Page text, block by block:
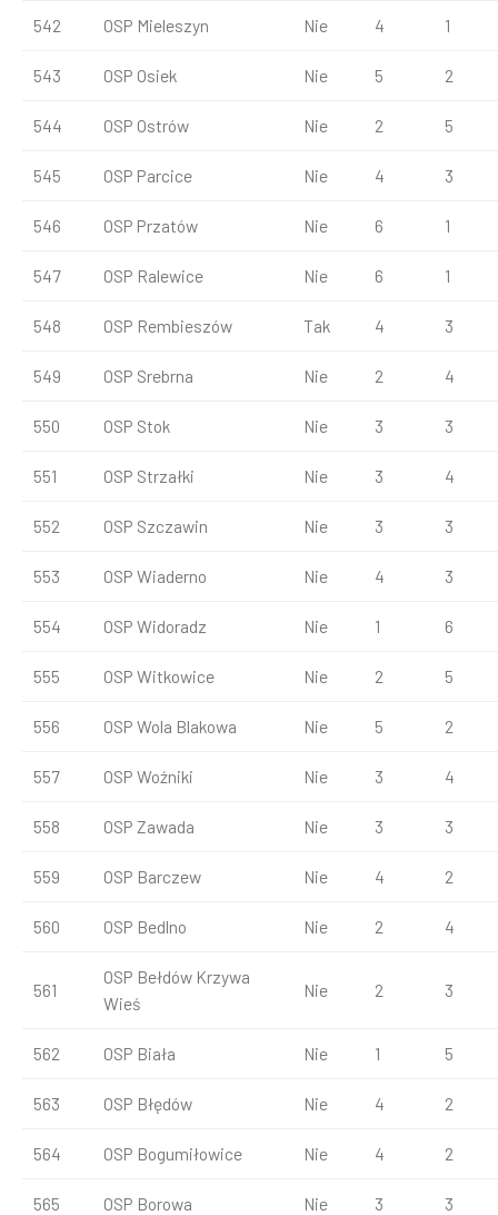
542 OSP Mieleszyn Nie 4 1
543 OSP Osiek Nie 5 2
544 OSP Ostrów Nie 2 5
545 OSP Parcice Nie 4 3
546 OSP Przatów Nie 6 1
547 OSP Ralewice Nie 6 1
548 OSP Rembieszów Tak 4 3
549 OSP Srebrna Nie 2 4
550 OSP Stok Nie 3 3
551 OSP Strzałki Nie 3 4
552 OSP Szczawin Nie 3 3
553 OSP Wiaderno Nie 4 3
554 OSP Widoradz Nie 1 6
555 OSP Witkowice Nie 2 5
556 OSP Wola Blakowa Nie 5 2
557 OSP Woźniki Nie 3 4
558 OSP Zawada Nie 3 3
559 OSP Barczew Nie 4 2
560 OSP Bedlno Nie 2 4
561
OSP Bełdów Krzywa
Wieś
Nie 2 3
562 OSP Biała Nie 1 5
563 OSP Błędów Nie 4 2
564 OSP Bogumiłowice Nie 4 2
565 OSP Borowa Nie 3 3